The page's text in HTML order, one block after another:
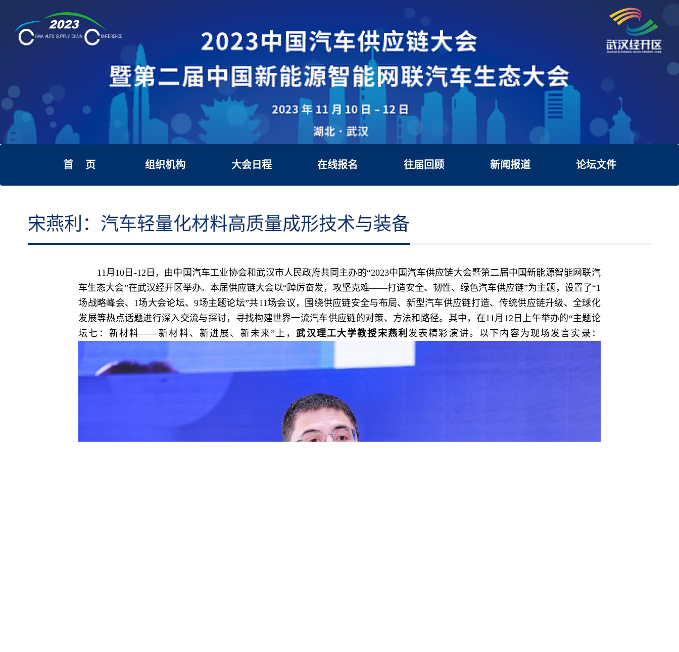
首 页 组织机构 大会日程 在线报名 往届回顾 新闻报道 论坛文件
宋燕利：汽车轻量化材料高质量成形技术与装备
11月10日-12日，由中国汽车工业协会和武汉市人民政府共同主办的“2023中国汽车供应链大会暨第二届中国新能源智能网联汽
车生态大会”在武汉经开区举办。本届供应链大会以“踔厉奋发，攻坚克难——打造安全、韧性、绿色汽车供应链”为主题，设置了“1
场战略峰会、1场大会论坛、9场主题论坛”共11场会议，围绕供应链安全与布局、新型汽车供应链打造、传统供应链升级、全球化
发展等热点话题进行深入交流与探讨，寻找构建世界一流汽车供应链的对策、方法和路径。其中，在11月12日上午举办的“主题论
坛七：新材料——新材料、新进展、新未来”上，武汉理工大学教授宋燕利发表精彩演讲。以下内容为现场发言实录：